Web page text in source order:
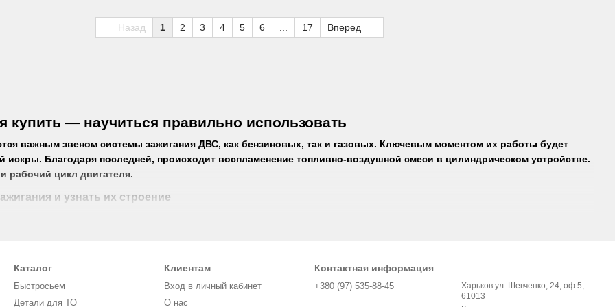
купить — научиться правильно использовать
важным звеном системы зажигания ДВС, как бензиновых, так и газовых. Ключевым моментом их работы будет
искры. Благодаря последней, происходит воспламенение топливно-воздушной смеси в цилиндрическом устройстве.
рабочий цикл двигателя.
и узнать их строение
иридий, платина.
служит основой и «массой» свечи зажигания для автомобиля. Разработчики его присоединяют к основным
Назад 1 2 3 4 5 6 ... 17 Вперед
Каталог
Быстросьем
Детали для ТО
Клиентам
Вход в личный кабинет
О нас
Контактная информация
+380 (97) 535-88-45
Харьков ул. Шевченко, 24, оф.5,
61013